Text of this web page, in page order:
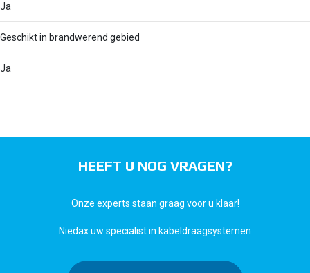
Ja
Geschikt in brandwerend gebied
Ja
HEEFT U NOG VRAGEN?
Onze experts staan graag voor u klaar!
Niedax uw specialist in kabeldraagsystemen